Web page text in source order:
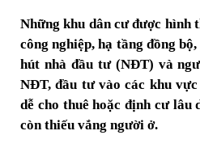
Những khu dân cư được hình
công nghiệp, hạ tầng đồng
hút nhà đầu tư (NĐT) và
NĐT, đầu tư vào các khu vực
dễ cho thuê hoặc định cư lâu
còn thiếu vắng người ở.